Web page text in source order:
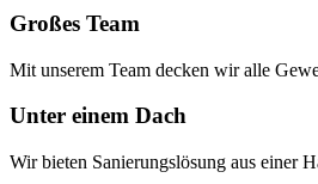
Großes Team
Mit unserem Team decken wir alle
Unter einem Dach
Wir bieten Sanierungslösung aus einer